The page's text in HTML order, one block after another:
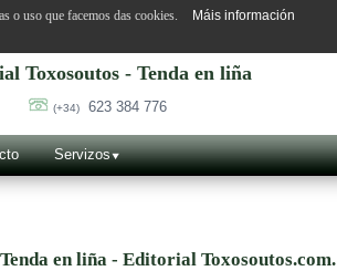
Toxosoutos - Tenda en liña
(+34) 623 384 776
Servizos
Tenda en liña - Editorial Toxosoutos.com.
o uso que facemos das cookies. Máis información